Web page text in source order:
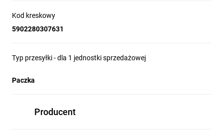
Kod kreskowy
5902280307631
Typ przesyłki - dla 1 jednostki sprzedażowej
Paczka
Producent